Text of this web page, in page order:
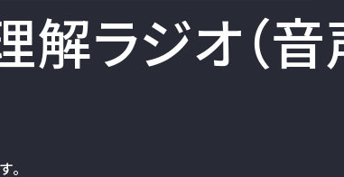
ラジオ（音
。